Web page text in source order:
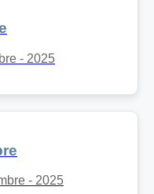
- 2025
- 2025